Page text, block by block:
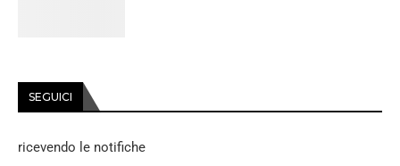
SEGUICI
ricevendo le notifiche